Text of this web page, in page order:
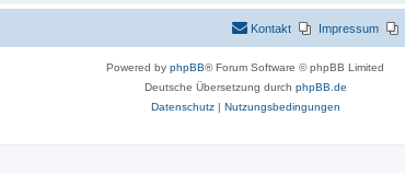
Impressum
Kontakt
Powered by phpBB® Forum Software © phpBB Limited
Deutsche Übersetzung durch phpBB.de
Datenschutz| Nutzungsbedingungen